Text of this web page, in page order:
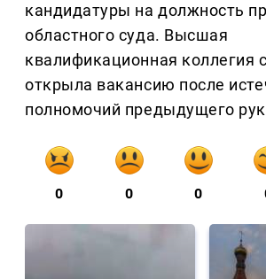
кандидатуры на должность
областного суда. Высшая
квалификационная коллегия
открыла вакансию после
полномочий предыдущего
0 0 0